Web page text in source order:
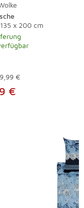
x 200 cm
€
€